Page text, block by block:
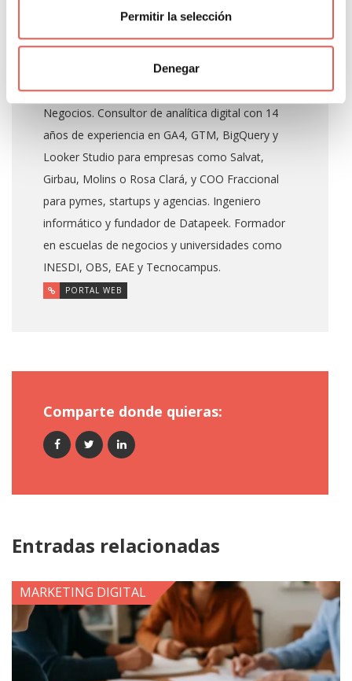
Permitir la selección
Denegar
Javier Sancho Piqueras
Propietario y responsable editorial de Tiempo de
Negocios. Consultor de analítica digital con 14
años de experiencia en GA4, GTM, BigQuery y
Looker Studio para empresas como Salvat,
Girbau, Molins o Rosa Clará, y COO Fraccional
para pymes, startups y agencias. Ingeniero
informático y fundador de Datapeek. Formador
en escuelas de negocios y universidades como
INESDI, OBS, EAE y Tecnocampus.
PORTAL WEB
Comparte donde quieras:
Entradas relacionadas
MARKETING DIGITAL